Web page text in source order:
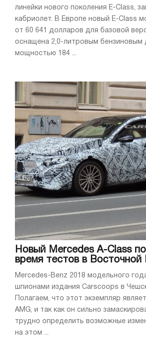
линейки нового поколения E-Class,
кабриолет. В Европе новый E-Class
от 60 641 долларов для базовой
оснащена 2,0-литровым бензиновым
мощностью 184 ...
Новый Mercedes A-Class
время тестов в Восточной
Mercedes-Benz 2018 модельного
шпионами издания Carscoops в
Полагаем, что этот экземпляр
AMG, и так как он сильно
трудно определить возможные
на этом ...